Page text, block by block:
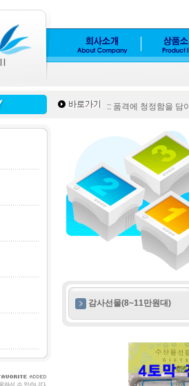
:: 품격에 청정함을 담
감사선물(8~11만원대)